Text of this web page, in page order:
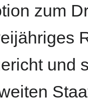
zum
und